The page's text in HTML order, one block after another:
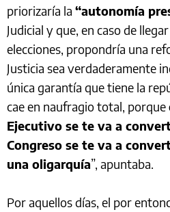
priorizaría la “autonomía
Judicial y que, en caso de
elecciones, propondría una
Justicia sea verdaderamente
única garantía que tiene la
cae en naufragio total, porque
Ejecutivo se te va a
Congreso se te va a
una oligarquía”, apuntaba.
Por aquellos días, el por